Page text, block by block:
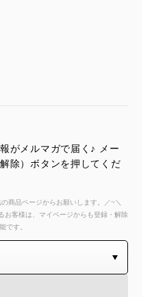
がメルマガで届く♪ メー
除）ボタンを押してくだ
商品ページからお願いします。／~＼
お客様は、マイページからも登録・解除
です。